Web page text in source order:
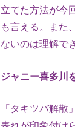
立てた方法が今
も言える。また
ないのは理解で
ジャニー喜多川
「タキツバ解